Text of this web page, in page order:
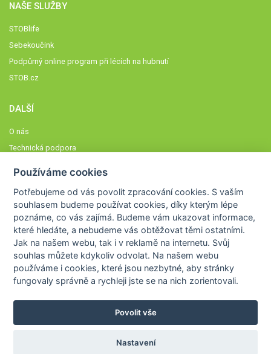
NAŠE SLUŽBY
STOBlife
Sebekoučink
Podpůrný online program při lécích na hubnutí
STOB.cz
DALŠÍ
O nás
Technická podpora
Členové STOBklubu
Zásady nakládání s osobními údaji
Otestujte se
Spočítejte si
Výzva 52
WWW.HRAVEZIJZDRAVE.CZ
Používáme cookies
Potřebujeme od vás povolit zpracování cookies. S vaším
souhlasem budeme používat cookies, díky kterým lépe
poznáme,co vás zajímá. Budeme vám ukazovat informace,
které hledáte, a nebudeme vás obtěžovat těmi ostatními.
Jak na našem webu, tak i v reklamě na internetu. Svůj
souhlas můžete kdykoliv odvolat. Na našem webu
používáme i cookies, které jsou nezbytné, aby stránky
fungovaly správně a rychleji jste se na nich zorientovali.
Povolit vše
Nastavení